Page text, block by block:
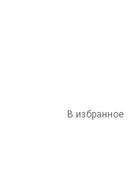
В избранное